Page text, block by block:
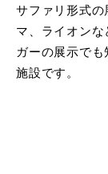
サファリ形式の
マ、ライオン
ガーの展示で
施設です。